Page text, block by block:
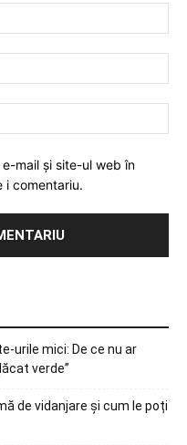
mail și site-ul web în
i comentariu.
urile mici: De ce nu ar
verde”
de vidanjare și cum le poți